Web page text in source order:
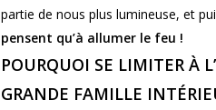
partie de nous plus lumineuse, et
pensent qu’à allumer le feu !
POURQUOI SE LIMITER À
GRANDE FAMILLE